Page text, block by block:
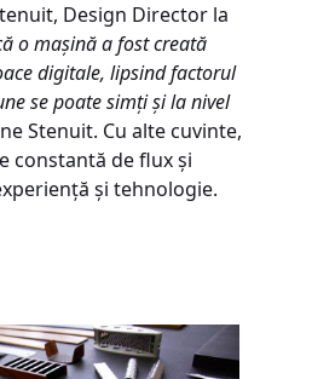
Design Director la
o mașină a fost creată
digitale, lipsind factorul
se poate simți și la nivel
Stenuit. Cu alte cuvinte,
constantă de flux și
și tehnologie.